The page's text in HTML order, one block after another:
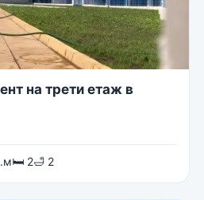
на трети етаж в
🛏 2🛁 2